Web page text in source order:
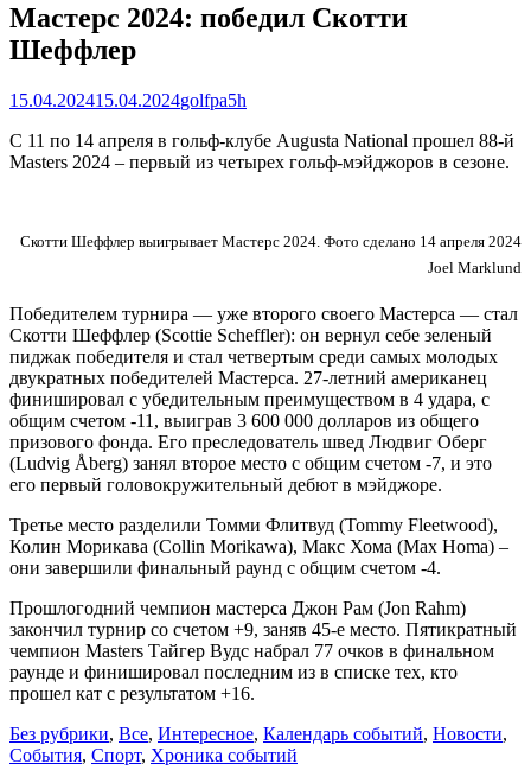
Мастерс 2024: победил Скотти
Шеффлер
Posted
15.04.202415.04.2024Author
golfpa5h
C 11 по 14 апреля в гольф-клубе Augusta National прошел 88-й
Masters 2024 – первый из четырех гольф-мэйджоров в сезоне.
Скотти Шеффлер выигрывает Мастерс 2024. Фото сделано 14 апреля 2024
Joel Marklund
Победителем турнира — уже второго своего Мастерса — стал
Скотти Шеффлер (Scottie Scheffler): он вернул себе зеленый
пиджак победителя и стал четвертым среди самых молодых
двукратных победителей Мастерса. 27-летний американец
финишировал с убедительным преимуществом в 4 удара, с
общим счетом -11, выиграв 3 600 000 долларов из общего
призового фонда. Его преследователь швед Людвиг Оберг
(Ludvig Åberg) занял второе место с общим счетом -7, и это
его первый головокружительный дебют в мэйджоре.
Третье место разделили Томми Флитвуд (Tommy Fleetwood),
Колин Морикава (Collin Morikawa), Макс Хома (Max Homa) –
они завершили финальный раунд с общим счетом -4.
Прошлогодний чемпион мастерса Джон Рам (Jon Rahm)
закончил турнир со счетом +9, заняв 45-е место. Пятикратный
чемпион Masters Тайгер Вудс набрал 77 очков в финальном
раунде и финишировал последним из в списке тех, кто
прошел кат с результатом +16.
Categories
Без рубрики, Все, Интересное, Календарь событий, Новости,
События, Спорт, Хроника событий